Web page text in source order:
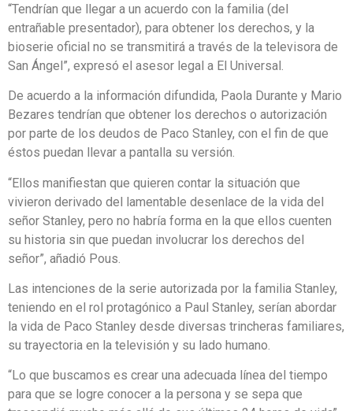
“Tendrían que llegar a un acuerdo con la familia (del
entrañable presentador), para obtener los derechos, y la
bioserie oficial no se transmitirá a través de la televisora de
San Ángel”, expresó el asesor legal a El Universal.
De acuerdo a la información difundida, Paola Durante y Mario
Bezares tendrían que obtener los derechos o autorización
por parte de los deudos de Paco Stanley, con el fin de que
éstos puedan llevar a pantalla su versión.
“Ellos manifiestan que quieren contar la situación que
vivieron derivado del lamentable desenlace de la vida del
señor Stanley, pero no habría forma en la que ellos cuenten
su historia sin que puedan involucrar los derechos del
señor”, añadió Pous.
Las intenciones de la serie autorizada por la familia Stanley,
teniendo en el rol protagónico a Paul Stanley, serían abordar
la vida de Paco Stanley desde diversas trincheras familiares,
su trayectoria en la televisión y su lado humano.
“Lo que buscamos es crear una adecuada línea del tiempo
para que se logre conocer a la persona y se sepa que